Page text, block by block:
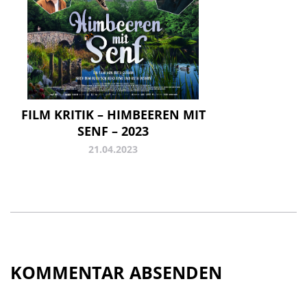
FILM KRITIK – HIMBEEREN MIT
SENF – 2023
21.04.2023
KOMMENTAR ABSENDEN